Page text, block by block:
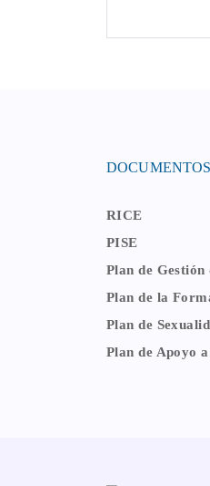
DOCUMENTOS
RICE
PISE
Plan de
Plan de la
Plan de
Plan de Apoyo